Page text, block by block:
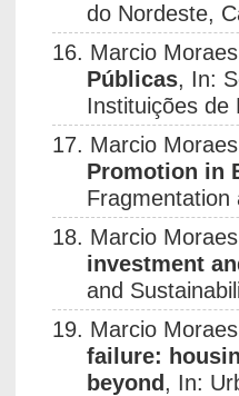
do Nordeste,
16. Marcio
Públicas, In:
Instituições de
17. Marcio
Promotion in
18. Marcio
investment
and
19. Marcio
failure:
beyond , In: